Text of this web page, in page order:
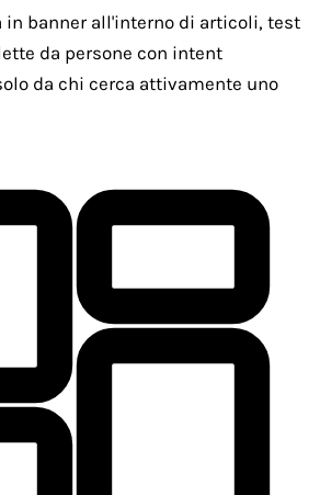
in banner all'interno di articoli, test
da persone con intent
da chi cerca attivamente uno